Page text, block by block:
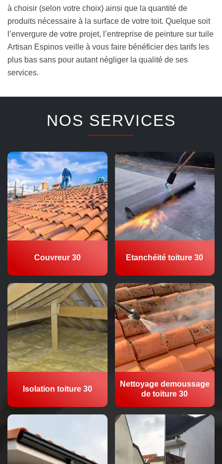
à choisir (selon votre choix) ainsi que la quantité de
produits nécessaire à la surface de votre toit. Quelque soit
l’envergure de votre projet, l’entreprise de peinture sur tuile
Artisan Espinos veille à vous faire bénéficier des tarifs les
plus bas sans pour autant négliger la qualité de ses
services.
NOS SERVICES
Couvreur 30 Etanchéité toiture 30
Isolation toiture 30
Nettoyage demoussage
de toiture 30